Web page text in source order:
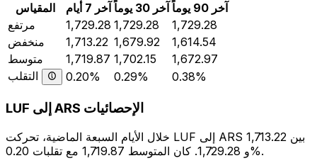
المقياس آخر 7 أيام آخر 30 يوماً
آخر 90 يوماً
مرتفع
1,729.28 1,729.28
1,729.28
منخفض
1,713.22 1,679.92
1,614.54
متوسط
1,719.87 1,702.15
1,672.97
التقلب
0.20% 0.29% 0.38%
LUF إلى ARS الإحصائيات
خلال الأيام السبعة الماضية، تحركت LUF إلى ARS بين 1,713.22
و 1,729.28. كان المتوسط 1,719.87 مع تقلبات 0.20%.